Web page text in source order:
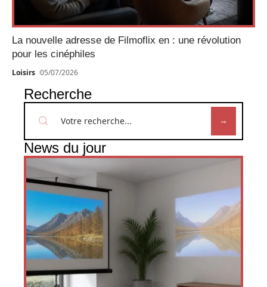
La nouvelle adresse de Filmoflix en : une révolution
pour les cinéphiles
Loisirs 05/07/2026
Recherche
News du jour